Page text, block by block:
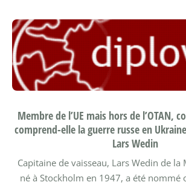
Membre de l’UE mais hors de l’OTAN,
comprend-elle la guerre russe en
Lars Wedin
Capitaine de vaisseau, Lars Wedin de la
né à Stockholm en 1947, a été nommé